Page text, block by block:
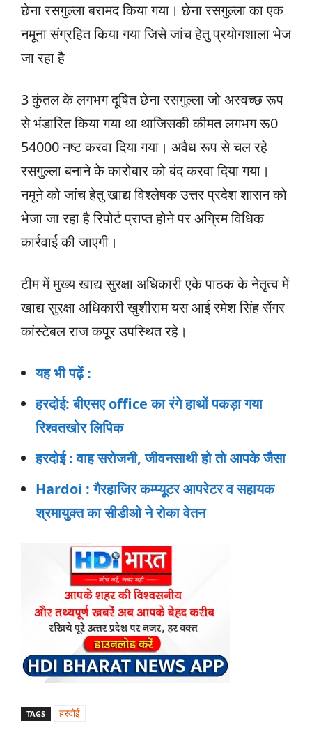
छेना रसगुल्ला बरामद किया गया। छेना रसगुल्ला का एक
नमूना संग्रहित किया गया जिसे जांच हेतु प्रयोगशाला भेज
जा रहा है
3 कुंतल के लगभग दूषित छेना रसगुल्ला जो अस्वच्छ रूप
से भंडारित किया गया था थाजिसकी कीमत लगभग रू0
54000 नष्ट करवा दिया गया। अवैध रूप से चल रहे
रसगुल्ला बनाने के कारोबार को बंद करवा दिया गया।
नमूने को जांच हेतु खाद्य विश्लेषक उत्तर प्रदेश शासन को
भेजा जा रहा है रिपोर्ट प्राप्त होने पर अग्रिम विधिक
कार्रवाई की जाएगी।
टीम में मुख्य खाद्य सुरक्षा अधिकारी एके पाठक के नेतृत्व में
खाद्य सुरक्षा अधिकारी खुशीराम यस आई रमेश सिंह सेंगर
कांस्टेबल राज कपूर उपस्थित रहे।
यह भी पढ़ें :
हरदोई: बीएसए office का रंगे हाथों पकड़ा गया
रिश्वतखोर लिपिक
हरदोई : वाह सरोजनी, जीवनसाथी हो तो आपके जैसा
Hardoi : गैरहाजिर कम्प्यूटर आपरेटर व सहायक
श्रमायुक्त का सीडीओ ने रोका वेतन
TAGS हरदोई